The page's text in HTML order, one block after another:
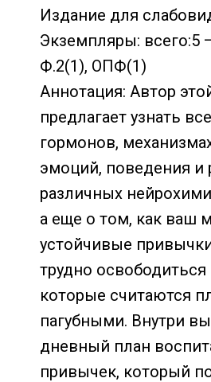
Издание для
Экземпляры: всего:5
Ф.2(1), ОПФ(1)
Аннотация: Автор
предлагает узнать
гормонов,
эмоций, поведения и
различных
а еще о том, как ваш
устойчивые
трудно освободиться
которые считаются
пагубными. Внутри
дневный план
привычек, который